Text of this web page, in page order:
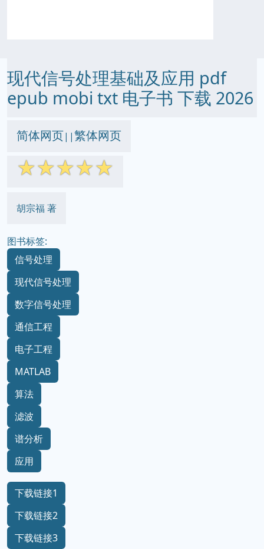
现代信号处理基础及应用 pdf
epub mobi txt 电子书 下载 2026
简体网页||繁体网页
☆☆☆☆☆
胡宗福 著
图书标签:
信号处理
现代信号处理
数字信号处理
通信工程
电子工程
MATLAB
算法
滤波
谱分析
应用
下载链接1
下载链接2
下载链接3